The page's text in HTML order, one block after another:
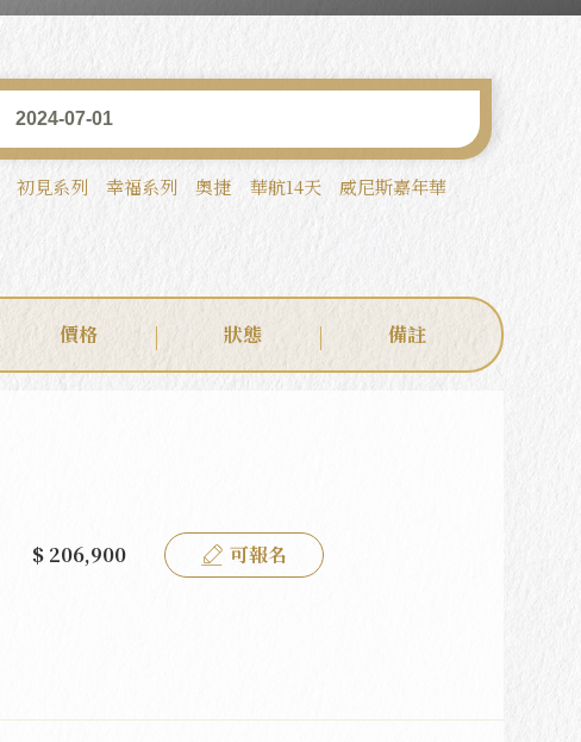
初見系列 幸福系列 奧捷 華航14天 威尼斯嘉年華
價格 狀態 備註
206,900 可報名